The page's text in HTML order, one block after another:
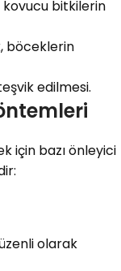
kovucu bitkilerin
böceklerin
edilmesi.
için bazı önleyici
olarak